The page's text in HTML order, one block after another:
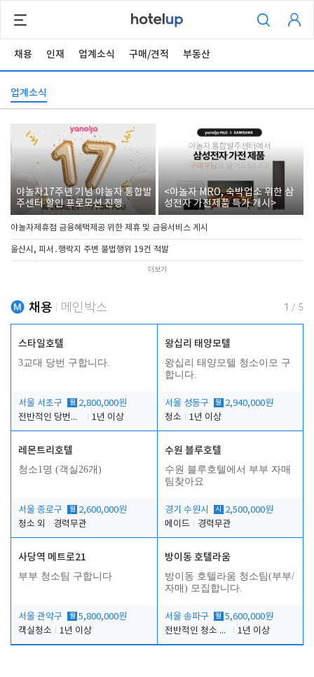
채용 인재 업계소식 구매/견적 부동산
업계소식
야놀자17주년 기념 야놀자 통합발
주센터 할인 프로모션 진행
<야놀자 MRO, 숙박업소 위한 삼
성전자 가전제품 특가 개시>
야놀자제휴점 금융혜택제공 위한 제휴 및 금융서비스 게시
울산시, 피서․행락지 주변 불법행위 19건 적발
더보기
채용 메인박스 1 / 5
스타일호텔
3교대 당번 구합니다.
서울 서초구 월 2,800,000원
전반적인 당번업무
1년 이상
왕십리 태양모텔
왕십리 태양모텔 청소이모 구
합니다.
서울 성동구 월 2,940,000원
청소
1년 이상
레몬트리호텔
청소1명 (객실26개)
서울 종로구 월 2,600,000원
청소 외
경력무관
수원 블루호텔
수원 블루호텔에서 부부 자매
팀찾아요
경기 수원시 시
2,500,000원
메이드
경력무관
사당역 메트로21
부부 청소팀 구합니다
서울 관악구 월 5,800,000원
객실청소
1년 이상
방이동 호텔라움
방이동 호텔라움 청소팀(부부/
자매) 모집합니다.
서울 송파구 월 5,600,000원
전반적인 청소 업무(객실청소.객실정리)
1년 이상